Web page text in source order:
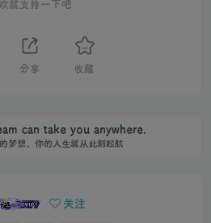
就支持一下吧
分享 收藏
can take you anywhere.
梦想，你的人生就从此刻起航
关注